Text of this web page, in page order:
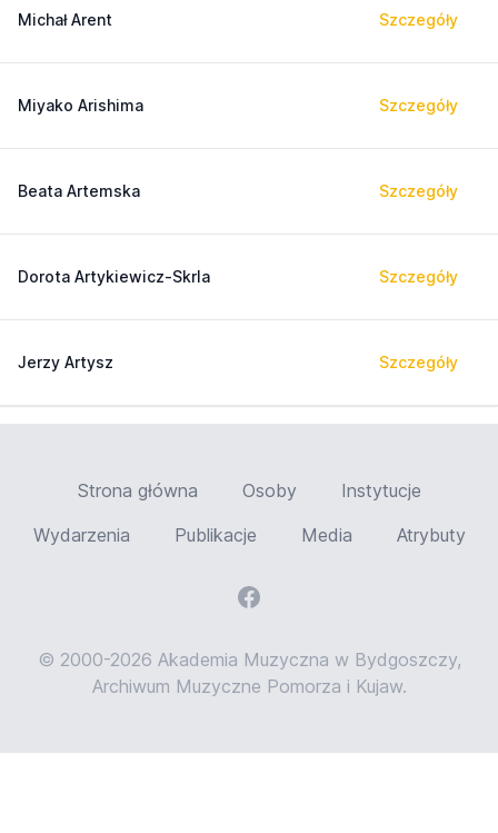
Michał Arent Szczegóły
Miyako Arishima Szczegóły
Beata Artemska Szczegóły
Dorota Artykiewicz-Skrla Szczegóły
Jerzy Artysz Szczegóły
Strona główna Osoby
Instytucje
Wydarzenia
Publikacje Media Atrybuty
© 2000-2026 Akademia Muzyczna w Bydgoszczy,
Archiwum Muzyczne Pomorza i Kujaw.